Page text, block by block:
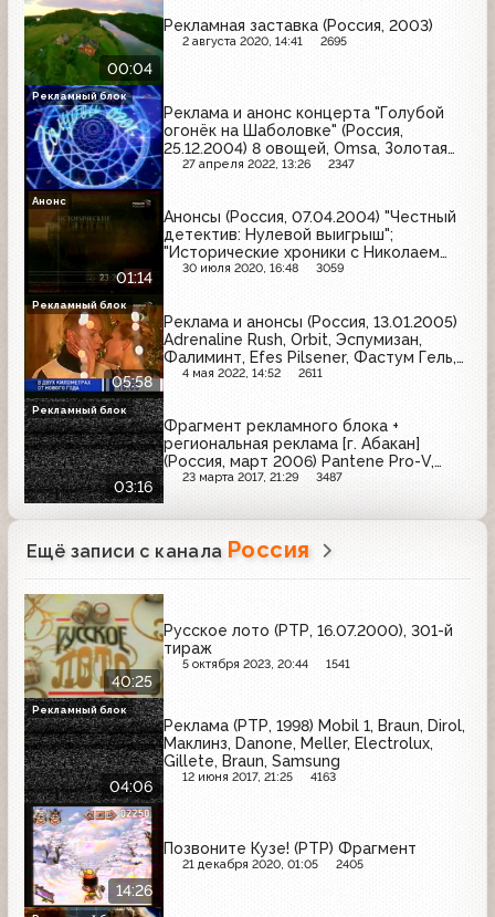
00:04
Рекламная заставка (Россия, 2003)
2 августа 2020, 14:41 2695
Реклама и анонс концерта "Голубой
огонёк на Шаболовке" (Россия,
25.12.2004) 8 овощей, Omsa, Золотая
бочка, Schauma, Л'Этуаль, Stella Artois,
Vitek, Моя семья
27 апреля 2022, 13:26 2347
Рекламный блок
01:14
Анонсы (Россия, 07.04.2004) "Честный
детектив: Нулевой выигрыш";
"Исторические хроники с Николаем
Сванидзе"
30 июля 2020, 16:48 3059
Анонс
05:58
Реклама и анонсы (Россия, 13.01.2005)
Adrenaline Rush, Orbit, Эспумизан,
Фалиминт, Efes Pilsener, Фастум Гель,
Билайн GSM, Пумпан, Bref, Реписан,
4 мая 2022, 14:52 2611
Рекламный блок
03:16
Фрагмент рекламного блока +
региональная реклама [г. Абакан]
(Россия, март 2006) Pantene Pro-V,
Весёлый молочник, Blendax, Ряба,
23 марта 2017, 21:29 3487
Рекламный блок
Ещё записи с канала Россия
40:25
Русское лото (РТР, 16.07.2000), 301-й
тираж
5 октября 2023, 20:44 1541
04:06
Реклама (РТР, 1998) Mobil 1, Braun, Dirol,
Маклинз, Danone, Meller, Electrolux,
Gillete, Braun, Samsung
12 июня 2017, 21:25 4163
Рекламный блок
14:26
Позвоните Кузе! (РТР) Фрагмент
21 декабря 2020, 01:05 2405